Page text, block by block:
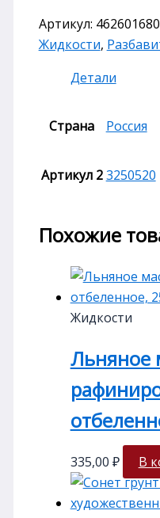
Артикул:
Жидкости,
Детали
Страна Россия
Артикул 23250520
Похожие
Жидкости
Льняное
335,00 ₽ В